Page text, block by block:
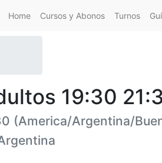
Home Cursos y Abonos Turnos
19:30
(America/Argentina/